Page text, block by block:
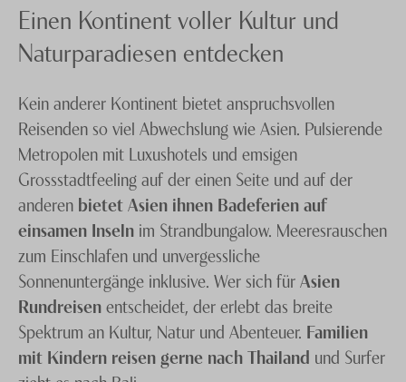
Einen Kontinent voller Kultur und
Naturparadiesen entdecken
Kein anderer Kontinent bietet anspruchsvollen
Reisenden so viel Abwechslung wie Asien. Pulsierende
Metropolen mit Luxushotels und emsigen
Grossstadtfeeling auf der einen Seite und auf der
anderen bietet Asien ihnen Badeferien auf
einsamen Inseln im Strandbungalow. Meeresrauschen
zum Einschlafen und unvergessliche
Sonnenuntergänge inklusive. Wer sich fürAsien
Rundreisenentscheidet, der erlebt das breite
Spektrum an Kultur, Natur und Abenteuer. Familien
mit Kindern reisen gerne nach Thailand und Surfer